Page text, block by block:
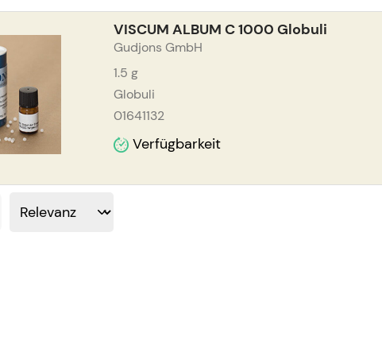
VISCUM ALBUM C 1000 Globuli
Gudjons GmbH
1.5 g
Globuli
01641132
Verfügbarkeit